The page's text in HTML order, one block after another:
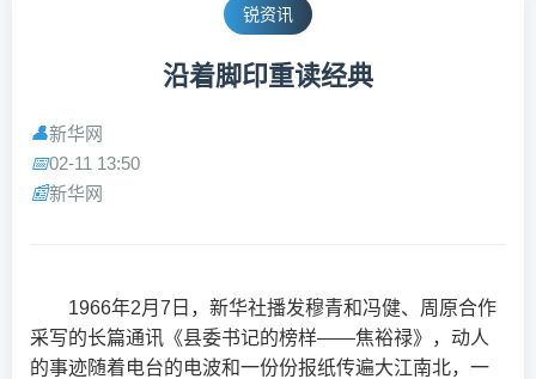
锐资讯
沿着脚印重读经典
👤新华网
📅02-11 13:50
📰新华网
1966年2月7日，新华社播发穆青和冯健、周原合作
采写的长篇通讯《县委书记的榜样——焦裕禄》，动人
的事迹随着电台的电波和一份份报纸传遍大江南北，一